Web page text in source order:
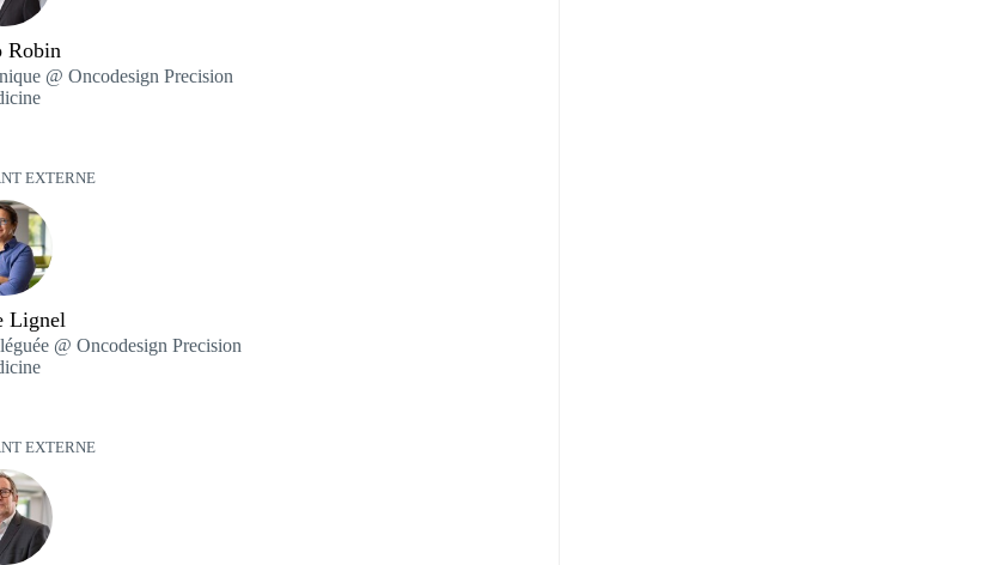
Robin
@ Oncodesign Precision
EXTERNE
Lignel
@ Oncodesign Precision
EXTERNE